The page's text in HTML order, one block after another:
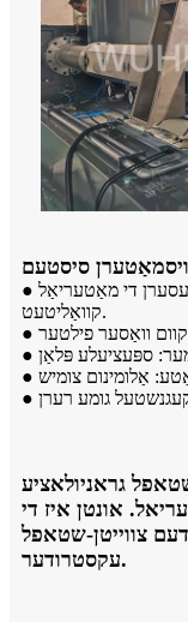
סיסטעם
● עפעקטיוו לופט אויסשעפּונג צו פֿאַרבעסערן די מאַטעריאַל
קוואַליטעט.
גראניולאציע
אונטן איז די
צווייטן-שטאפל
עקסטרודער.